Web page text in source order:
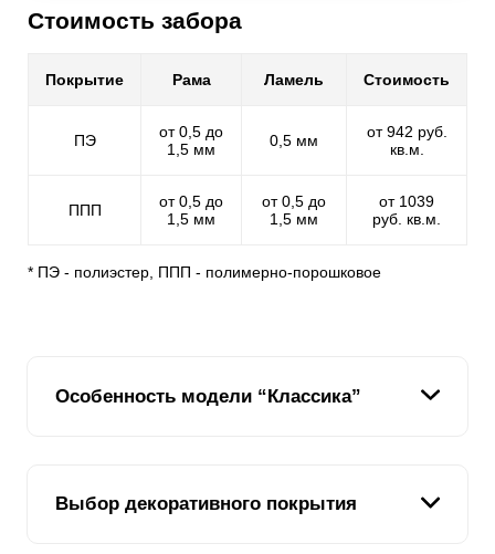
Стоимость забора
Покрытие Рама Ламель Стоимость
ПЭ
от 0,5 до
1,5 мм
0,5 мм
от 942 руб.
кв.м.
ППП
от 0,5 до
1,5 мм
от 0,5 до
1,5 мм
от 1039
руб. кв.м.
* ПЭ - полиэстер, ППП - полимерно-порошковое
Особенность модели “Классика”
Мы подумали: "Если у нас есть модель "Ранчо", где
планки имитируют доски и располагаются
Выбор декоративного покрытия